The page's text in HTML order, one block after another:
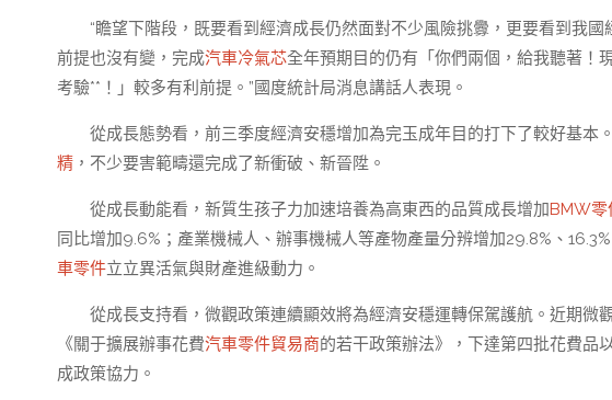
“瞻望下階段，既要看到經濟成長仍然面對不少風險挑釁，更要看到我
前提也沒有變，完成汽車冷氣芯全年預期目的仍有「你們兩個，給我聽著！
考驗**！」較多有利前提。”國度統計局消息講話人表現。
從成長態勢看，前三季度經濟安穩增加為完玉成年目的打下了較好基本
精 ，不少要害範疇還完成了新衝破、新晉陞。
從成長動能看，新質生孩子力加速培養為高東西的品質成長增加BMW零
同比增加9.6%；產業機械人、辦事機械人等產物產量分辨增加29.8%、
車零件立立異活氣與財產進級動力。
從成長支持看，微觀政策連續顯效將為經濟安穩運轉保駕護航。近期微
《關于擴展辦事花費汽車零件貿易商的若干政策辦法》，下達第四批花費品
成政策協力。